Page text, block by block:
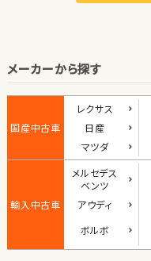
メーカーから探す
国産中古車
レクサス
日産
マツダ
輸入中古車
メルセデス
ベンツ
アウディ
ボルボ